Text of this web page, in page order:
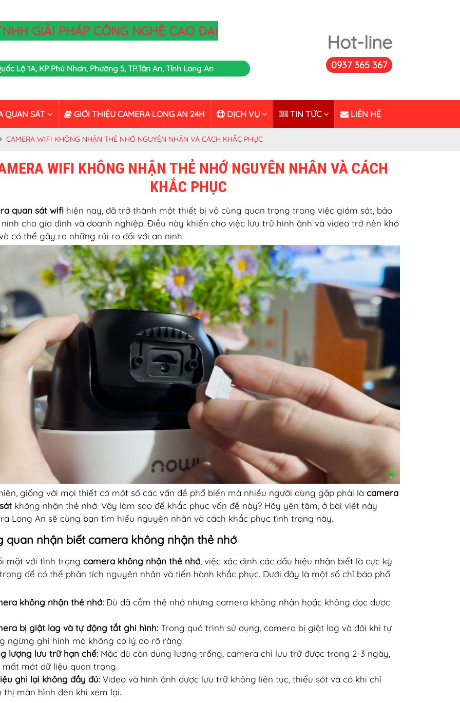
GIẢI PHÁP CÔNG NGHỆ CAO ĐẠI
Lộ 1A, KP Phú Nhơn, Phường 5, TP.Tân An, Tỉnh Long An
Hot-line
0937 365 367
QUAN SÁT GIỚI THIỆU CAMERA LONG AN 24H DỊCH VỤ TIN TỨC LIÊN HỆ
CAMERA WIFI KHÔNG NHẬN THẺ NHỚ NGUYÊN NHÂN VÀ CÁCH KHẮC PHỤC
WIFI KHÔNG NHẬN THẺ NHỚ NGUYÊN NHÂN VÀ CÁCH
KHẮC PHỤC
quan sát wifi hiện nay, đã trở thành một thiết bị vô cùng quan trọng trong việc giám sát, bảo
cho gia đình và doanh nghiệp. Điều này khiến cho việc lưu trữ hình ảnh và video trở nên khó
có thể gây ra những rủi ro đối với an ninh.
giống với mọi thiết có một số các vấn đề phổ biến mà nhiều người dùng gặp phải là camera
không nhận thẻ nhớ. Vậy làm sao để khắc phục vấn đề này? Hãy yên tâm, ở bài viết này
Long An sẽ cùng bạn tìm hiểu nguyên nhân và cách khắc phục tình trạng này.
quan nhận biết camera không nhận thẻ nhớ
mặt với tình trạng camera không nhận thẻ nhớ , việc xác định các dấu hiệu nhận biết là cực kỳ
để có thể phân tích nguyên nhân và tiến hành khắc phục. Dưới đây là một số chỉ báo phổ
không nhận thẻ nhớ: Dù đã cắm thẻ nhớ nhưng camera không nhận hoặc không đọc được
bị giật lag và tự động tắt ghi hình: Trong quá trình sử dụng, camera bị giật lag và đôi khi tự
ngừng ghi hình mà không có lý do rõ ràng.
lượng lưu trữ hạn chế: Mặc dù còn dung lượng trống, camera chỉ lưu trữ được trong 2-3 ngày,
mát dữ liệu quan trọng.
ghi lại không đầy đủ: Video và hình ảnh được lưu trữ không liên tục, thiếu sót và có khi chỉ
thị màn hình đen khi xem lại.